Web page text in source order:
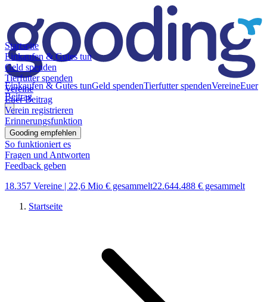
Einkaufen & Gutes tunGeld spendenTierfutter spendenVereineEuer
Beitrag
Startseite
Einkaufen & Gutes tun
Geld spenden
Tierfutter spenden
Vereine
Euer Beitrag
Verein registrieren
Erinnerungsfunktion
Gooding empfehlen
So funktioniert es
Fragen und Antworten
Feedback geben
18.357 Vereine | 22,6 Mio € gesammelt22.644.488 € gesammelt
Startseite